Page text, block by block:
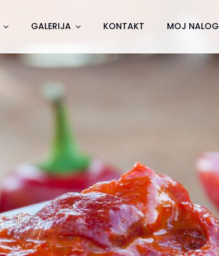
GALERIJA KONTAKT MOJ NALOG